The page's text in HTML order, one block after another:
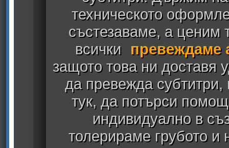
техническото
състезаваме, а ценим
всички
превеждаме
защото това ни доставя
да превежда
тук, да потърси
индивидуално в
толерираме грубото